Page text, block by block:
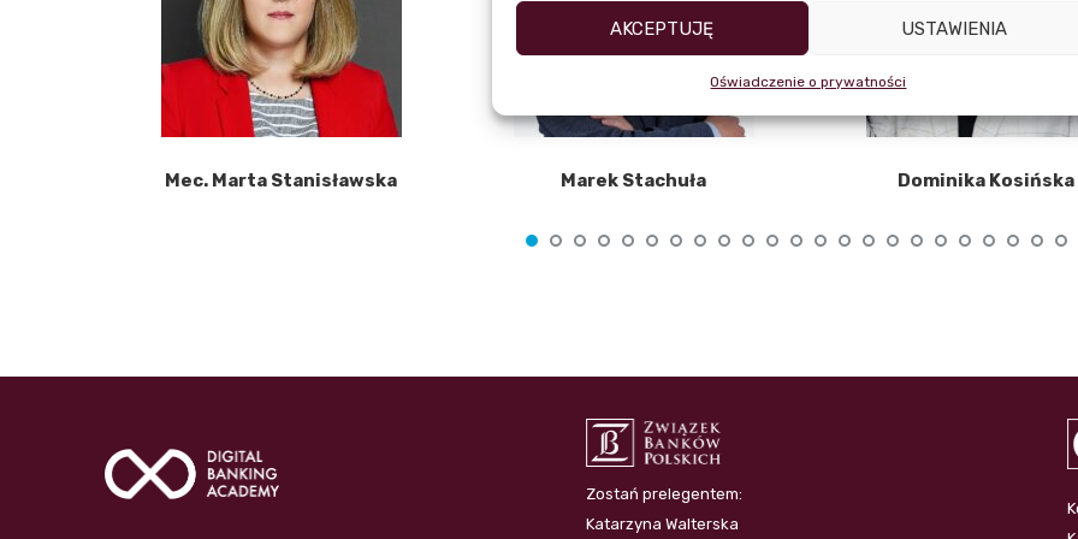
AKCEPTUJĘ USTAWIENIA
Oświadczenie o prywatności
Mec. Marta Stanisławska Marek Stachuła Dominika Kosińska
Zostań prelegentem:
Katarzyna Walterska